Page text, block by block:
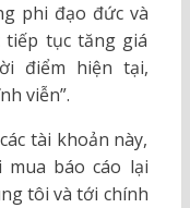
phi đạo đức và
tiếp tục tăng giá
điểm hiện tại,
viễn”.
tài khoản này,
báo cáo lại
tôi và tới chính